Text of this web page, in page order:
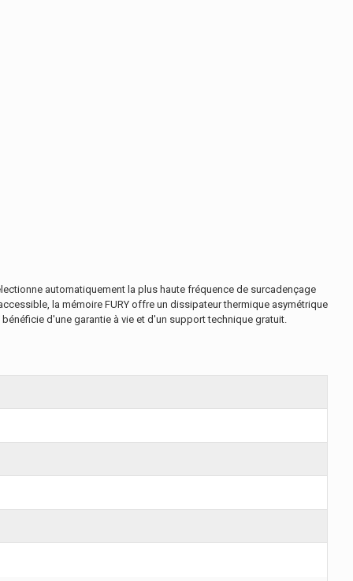
automatiquement la plus haute fréquence de surcadençage
la mémoire FURY offre un dissipateur thermique asymétrique
d'une garantie à vie et d'un support technique gratuit.